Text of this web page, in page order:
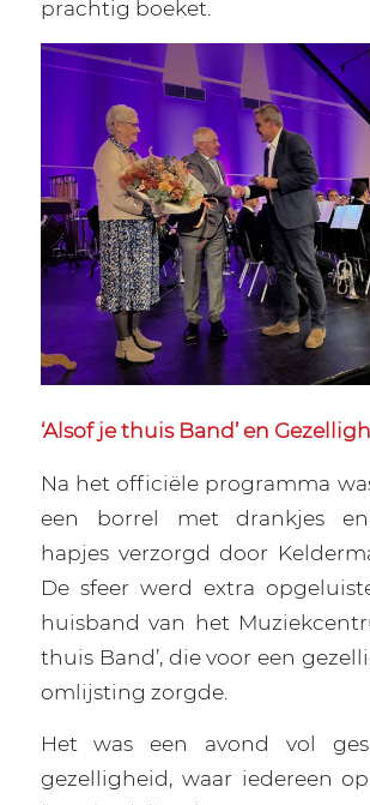
prachtig boeket.
‘Alsof je thuis Band’ en
Na het officiële programma
een borrel met drankjes en
hapjes verzorgd door
De sfeer werd extra
huisband van het
thuis Band’, die voor een
omlijsting zorgde.
Het was een avond vol
gezelligheid, waar iedereen